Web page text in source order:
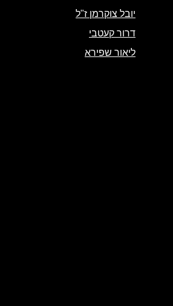
יובל צוקרמן ז"ל
דרור קעטבי
ליאור שפירא